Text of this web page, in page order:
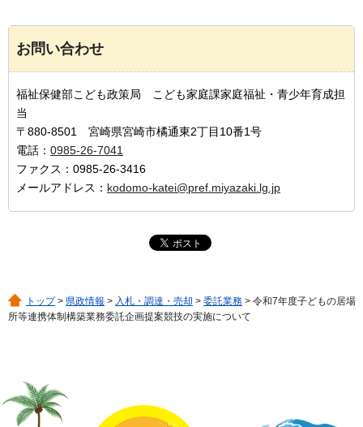
お問い合わせ
福祉保健部こども政策局 こども家庭課家庭福祉・青少年育成担
当
〒880-8501 宮崎県宮崎市橘通東2丁目10番1号
電話： 0985-26-7041
ファクス：0985-26-3416
メールアドレス： kodomo-katei@pref.miyazaki.lg.jp
トップ> 県政情報 > 入札・調達・売却 > 委託業務 > 令和7年度子どもの居場
所等連携体制構築業務委託企画提案競技の実施について